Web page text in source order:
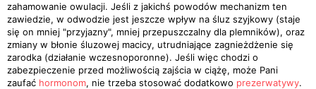
zahamowanie owulacji. Jeśli z jakichś powodów mechanizm ten
zawiedzie, w odwodzie jest jeszcze wpływ na śluz szyjkowy (staje
się on mniej "przyjazny", mniej przepuszczalny dla plemników), oraz
zmiany w błonie śluzowej macicy, utrudniające zagnieżdżenie się
zarodka (działanie wczesnoporonne). Jeśli więc chodzi o
zabezpieczenie przed możliwością zajścia w ciążę, może Pani
zaufać hormonom, nie trzeba stosować dodatkowo prezerwatywy.